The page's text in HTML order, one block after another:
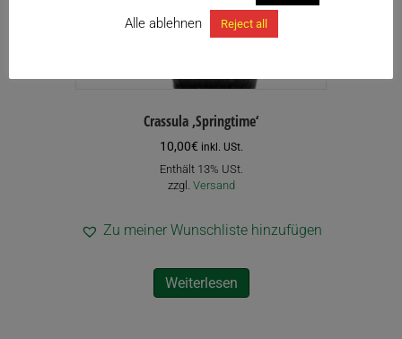
Crassula ‚Springtime‘
10,00€ inkl. USt.
Enthält 13% USt.
zzgl. Versand
Zu meiner Wunschliste hinzufügen
Weiterlesen
Alle ablehnen Reject all